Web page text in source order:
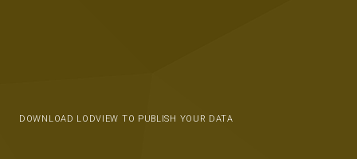
DOWNLOAD LODVIEW TO PUBLISH YOUR DATA